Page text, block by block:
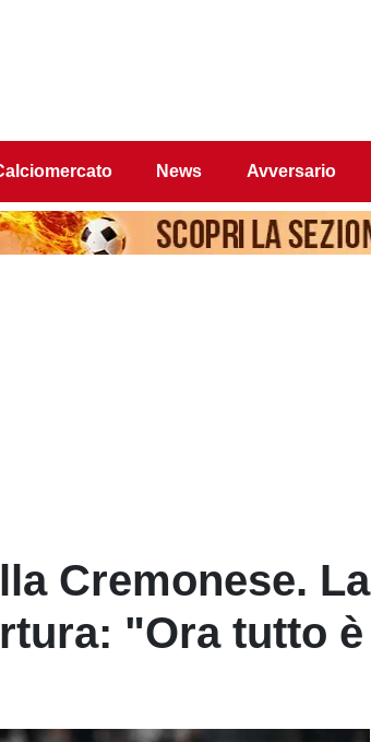
News Avversario
Cremonese. La
"Ora tutto è